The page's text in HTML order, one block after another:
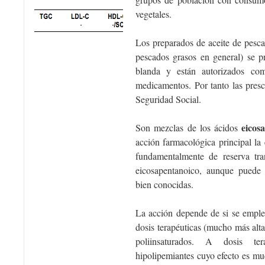
vegetales.
Los preparados de aceite de
pescados grasos en general) se
blanda y están autorizados
medicamentos. Por tanto las
Seguridad Social.
Son mezclas de los ácidos
acción farmacológica principal
fundamentalmente de reserva
eicosapentanoico, aunque
bien conocidas.
La acción depende de si se
dosis terapéuticas (mucho más
poliinsaturados. A dosis
hipolipemiantes cuyo efecto es